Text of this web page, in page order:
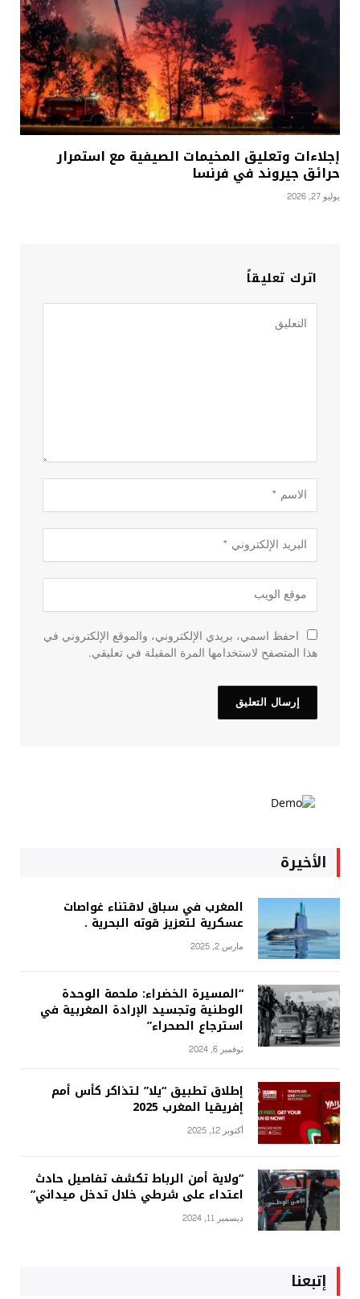
إجلاءات وتعليق المخيمات الصيفية مع استمرار
حرائق جيروند في فرنسا
يوليو 27, 2026
اترك تعليقاً
احفظ اسمي، بريدي الإلكتروني، والموقع الإلكتروني في
هذا المتصفح لاستخدامها المرة المقبلة في تعليقي.
الأخيرة
المغرب في سباق لاقتناء غواصات
عسكرية لتعزيز قوته البحرية .
مارس 2, 2025
“المسيرة الخضراء: ملحمة الوحدة
الوطنية وتجسيد الإرادة المغربية في
استرجاع الصحراء”
نوفمبر 6, 2024
إطلاق تطبيق “يلا” لتذاكر كأس أمم
إفريقيا المغرب 2025
أكتوبر 12, 2025
“ولاية أمن الرباط تكشف تفاصيل حادث
اعتداء على شرطي خلال تدخل ميداني”
ديسمبر 11, 2024
إتبعنا